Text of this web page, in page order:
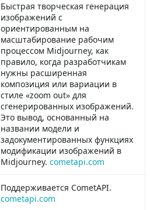
Быстрая творческая генерация
изображений с
ориентированным на
масштабирование рабочим
процессом Midjourney, как
правило, когда разработчикам
нужны расширенная
композиция или вариации в
стиле «zoom out» для
сгенерированных изображений.
Это вывод, основанный на
названии модели и
задокументированных функциях
модификации изображений в
Midjourney. cometapi.com
Поддерживается CometAPI.
cometapi.com